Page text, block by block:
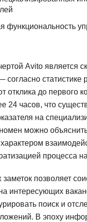
функциональность
Avito является
согласно статистике
отклика до первого
24 часов, что
на
можно
процесса
позволяет
интересующих
поиск и
В эпоху